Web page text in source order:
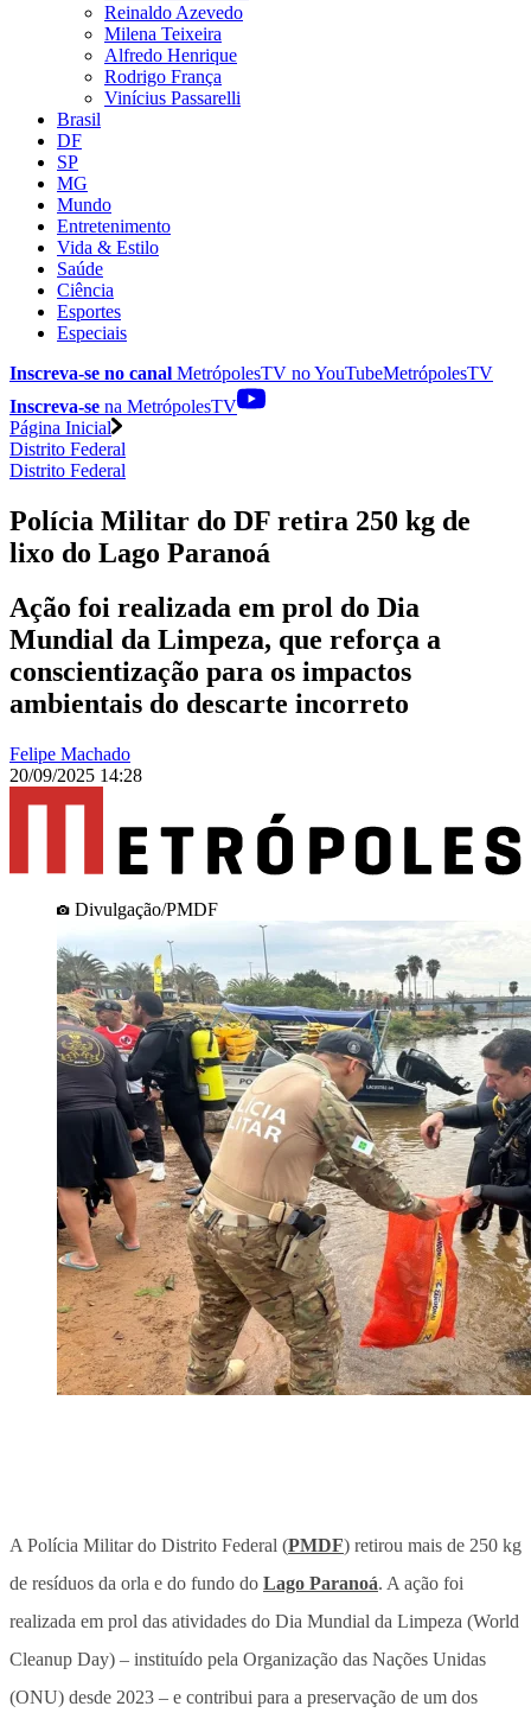
Reinaldo Azevedo
Milena Teixeira
Alfredo Henrique
Rodrigo França
Vinícius Passarelli
Brasil
DF
SP
MG
Mundo
Entretenimento
Vida & Estilo
Saúde
Ciência
Esportes
Especiais
Inscreva-se no canal MetrópolesTV noYouTubeMetrópolesTV
Inscreva-se na MetrópolesTV
Página Inicial
Distrito Federal
Distrito Federal
Polícia Militar do DF retira 250 kg de
lixo do Lago Paranoá
Ação foi realizada em prol do Dia
Mundial da Limpeza, que reforça a
conscientização para os impactos
ambientais do descarte incorreto
Felipe Machado
20/09/2025 14:28
Divulgação/PMDF
A Polícia Militar do Distrito Federal (PMDF) retirou mais de 250 kg
de resíduos da orla e do fundo do Lago Paranoá. A ação foi
realizada em prol das atividades do Dia Mundial da Limpeza (World
Cleanup Day) – instituído pela Organização das Nações Unidas
(ONU) desde 2023 – e contribui para a preservação de um dos